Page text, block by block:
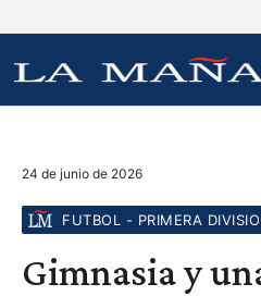
24 de junio de 2026
FUTBOL - PRIMERA
Gimnasia y